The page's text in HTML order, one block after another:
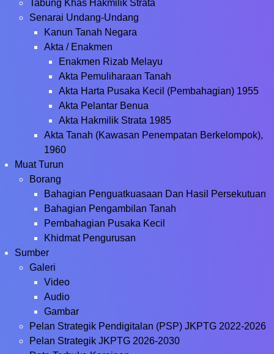
Tabung Khas Hakmilik Strata
Senarai Undang-Undang
Kanun Tanah Negara
Akta / Enakmen
Enakmen Rizab Melayu
Akta Pemuliharaan Tanah
Akta Harta Pusaka Kecil (Pembahagian) 1955
Akta Pelantar Benua
Akta Hakmilik Strata 1985
Akta Tanah (Kawasan Penempatan Berkelompok),
1960
Muat Turun
Borang
Bahagian Penguatkuasaan Dan Hasil Persekutuan
Bahagian Pengambilan Tanah
Pembahagian Pusaka Kecil
Khidmat Pengurusan
Sumber
Galeri
Video
Audio
Gambar
Pelan Strategik Pendigitalan (PSP) JKPTG 2022-2026
Pelan Strategik JKPTG 2026-2030